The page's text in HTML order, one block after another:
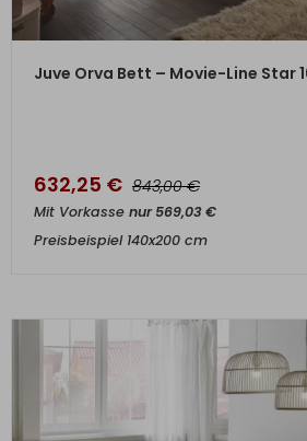
ZUM PRODUKT
Juve Orva Bett – Movie-Line Star
632,25 € 843,00€
Mit Vorkasse nur569,03€
Preisbeispiel 140x200 cm